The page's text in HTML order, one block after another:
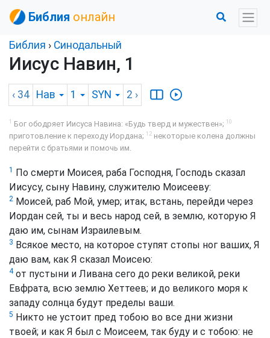
Библия онлайн
Библия › Синодальный
Иисус Навин, 1
‹ 34 Нав 1 SYN 2 ›
1 Бог ободряет Иисуса Навина: «Будь тверд и мужествен»; 10
приготовление к переходу Иордана; 12 некоторые колена должны
перейти с братьями и помочь им.
1 По смерти Моисея, раба Господня, Господь сказал
Иисусу, сыну Навину, служителю Моисееву:
2 Моисей, раб Мой, умер; итак, встань, перейди через
Иордан сей, ты и весь народ сей, в землю, которую Я
даю им, сынам Израилевым.
3 Всякое место, на которое ступят стопы ног ваших, Я
даю вам, как Я сказал Моисею:
4от пустыни и Ливана сего до реки великой, реки
Евфрата, всю землю Хеттеев; и до великого моря к
западу солнца будут пределы ваши.
5 Никто не устоит пред тобою во все дни жизни
твоей; и как Я был с Моисеем, так буду и с тобою: не